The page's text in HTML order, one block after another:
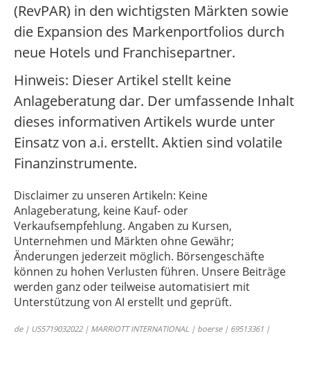
(RevPAR) in den wichtigsten Märkten sowie
die Expansion des Markenportfolios durch
neue Hotels und Franchisepartner.
Hinweis: Dieser Artikel stellt keine
Anlageberatung dar. Der umfassende Inhalt
dieses informativen Artikels wurde unter
Einsatz von a.i. erstellt. Aktien sind volatile
Finanzinstrumente.
Disclaimer zu unseren Artikeln: Keine
Anlageberatung, keine Kauf- oder
Verkaufsempfehlung. Angaben zu Kursen,
Unternehmen und Märkten ohne Gewähr;
Änderungen jederzeit möglich. Börsengeschäfte
können zu hohen Verlusten führen. Unsere Beiträge
werden ganz oder teilweise automatisiert mit
Unterstützung von AI erstellt und geprüft.
de | US5719032022 | MARRIOTT INTERNATIONAL | boerse | 69513361 |